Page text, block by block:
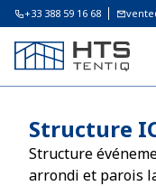
+33 388 59 16 68
Structure
Structure
arrondi et parois